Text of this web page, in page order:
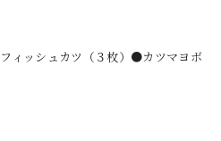
ィッシュカツ（３枚）●カツマヨボ